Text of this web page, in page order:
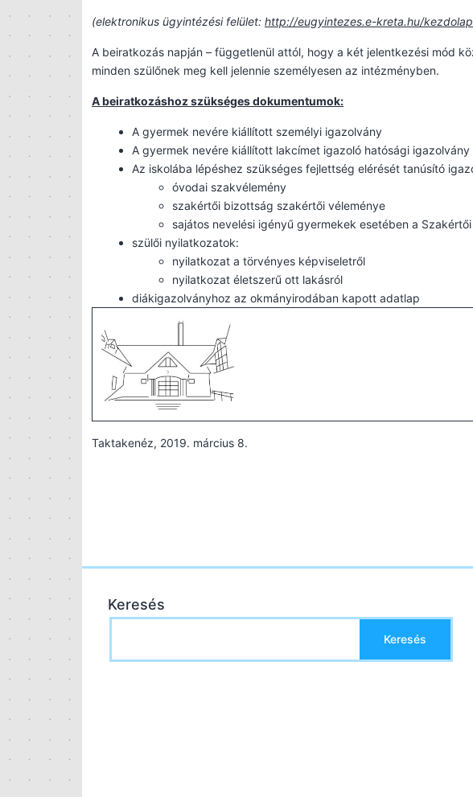
(elektronikus ügyintézési felület: http://eugyintezes.e-kreta.hu/kezdolap
A beiratkozás napján – függetlenül attól, hogy a két jelentkezési mód
minden szülőnek meg kell jelennie személyesen az intézményben.
A beiratkozáshoz szükséges dokumentumok:
A gyermek nevére kiállított személyi igazolvány
A gyermek nevére kiállított lakcímet igazoló hatósági igazolvány
Az iskolába lépéshez szükséges fejlettség elérését tanúsító
óvodai szakvélemény
szakértői bizottság szakértői véleménye
sajátos nevelési igényű gyermekek esetében a
szülői nyilatkozatok:
nyilatkozat a törvényes képviseletről
nyilatkozat életszerű ott lakásról
diákigazolványhoz az okmányirodában kapott adatlap
Taktakenéz, 2019. március 8.
Keresés
Keresés